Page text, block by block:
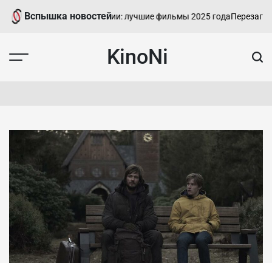
Перейти
Вспышка новостей
Кинофестиваль в Венеции: лучшие фильмы 2025 года
KinoNi